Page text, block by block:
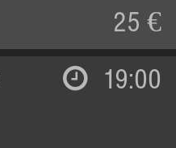
25 €
19:00